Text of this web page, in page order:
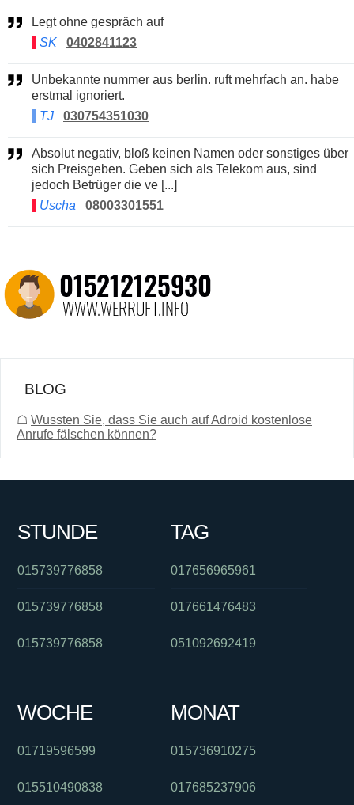
Legt ohne gespräch auf
SK
0402841123
Unbekannte nummer aus berlin. ruft mehrfach an. habe
erstmal ignoriert.
TJ
030754351030
Absolut negativ, bloß keinen Namen oder sonstiges über
sich Preisgeben. Geben sich als Telekom aus, sind
jedoch Betrüger die ve [...]
Uscha
08003301551
BLOG
☖ Wussten Sie, dass Sie auch auf Adroid kostenlose
Anrufe fälschen können?
STUNDE
015739776858
015739776858
015739776858
TAG
017656965961
017661476483
051092692419
WOCHE
01719596599
015510490838
MONAT
015736910275
017685237906